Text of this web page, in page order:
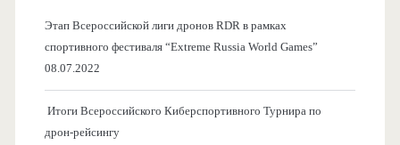
Этап Всероссийской лиги дронов RDR в рамках
спортивного фестиваля “Extreme Russia World Games”
08.07.2022
Итоги Всероссийского Киберспортивного Турнира по
дрон-рейсингу